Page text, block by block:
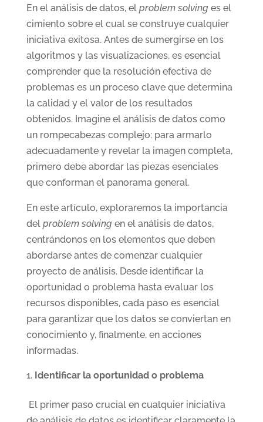
En el análisis de datos, el problem solving es el
cimiento sobre el cual se construye cualquier
iniciativa exitosa. Antes de sumergirse en los
algoritmos y las visualizaciones, es esencial
comprender que la resolución efectiva de
problemas es un proceso clave que determina
la calidad y el valor de los resultados
obtenidos. Imagine el análisis de datos como
un rompecabezas complejo: para armarlo
adecuadamente y revelar la imagen completa,
primero debe abordar las piezas esenciales
que conforman el panorama general.
En este artículo, exploraremos la importancia
del problem solving en el análisis de datos,
centrándonos en los elementos que deben
abordarse antes de comenzar cualquier
proyecto de análisis. Desde identificar la
oportunidad o problema hasta evaluar los
recursos disponibles, cada paso es esencial
para garantizar que los datos se conviertan en
conocimiento y, finalmente, en acciones
informadas.
Identificar la oportunidad o problema
El primer paso crucial en cualquier iniciativa